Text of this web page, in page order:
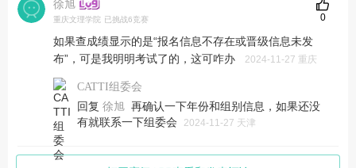
徐旭
重庆文理学院 已挑战6竞赛
如果查成绩显示的是“报名信息不存在或晋级信息未发
2024-11-27 重庆
0
CATTI组委会
回复 徐旭 再确认一下年份和组别信息，如果还没
有就联系一下组委会
2024-11-27 天津